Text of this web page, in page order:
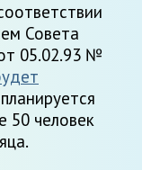
Совета
05.02.93 №
50 человек